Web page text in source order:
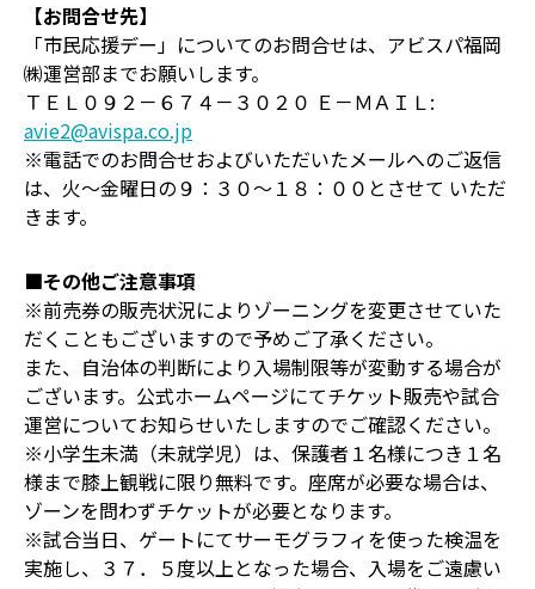
【お問合せ先】
「市民応援デー」についてのお問合せは、アビスパ福岡
㈱運営部までお願いします。
ＴＥＬ０９２－６７４－３０２０ Ｅ－ＭＡＩＬ:
avie2@avispa.co.jp
※電話でのお問合せおよびいただいたメールへのご返信
は、火～金曜日の９：３０～１８：００とさせて いただ
きます。
■その他ご注意事項
※前売券の販売状況によりゾーニングを変更させていた
だくこともございますので予めご了承ください。
また、自治体の判断により入場制限等が変動する場合が
ございます。公式ホームページにてチケット販売や試合
運営についてお知らせいたしますのでご確認ください。
※小学生未満（未就学児）は、保護者１名様につき１名
様まで膝上観戦に限り無料です。座席が必要な場合は、
ゾーンを問わずチケットが必要となります。
※試合当日、ゲートにてサーモグラフィを使った検温を
実施し、３７．５度以上となった場合、入場をご遠慮い